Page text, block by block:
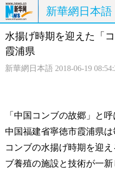
新華網日本語
ホームページ 政
中日対訳
水揚げ時期を迎えた「
霞浦県
新華網日本語 2018-06-19
「中国コンブの故郷」と
中国福建省寧徳市霞浦県は
コンブの水揚げ時期を迎
ブ養殖の施設と技術が一